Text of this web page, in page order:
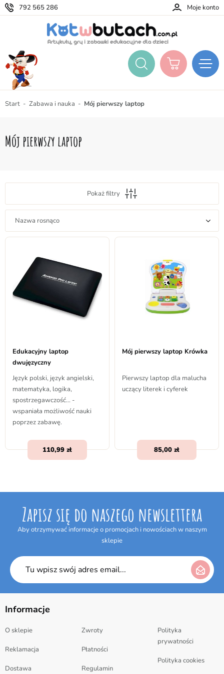
792 565 286 Moje konto
Start Zabawa i nauka Mój pierwszy laptop
Mój pierwszy laptop
Pokaż filtry
Nazwa rosnąco
Edukacyjny laptop
dwujęzyczny
Język polski, język angielski,
matematyka, logika,
spostrzegawczość... -
wspaniała możliwość nauki
poprzez zabawę.
110,99
Mój pierwszy laptop Krówka
Pierwszy laptop dla malucha
uczący literek i cyferek
85,00
Zapisz się do naszego newslettera
Aby otrzymywać informacje o promocjach i nowościach w naszym
sklepie
Informacje
O sklepie
Reklamacja
Dostawa
Zwroty
Płatności
Regulamin
Polityka
prywatności
Polityka cookies